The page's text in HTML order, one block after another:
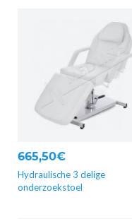
665,50€
Hydraulische 3 delige
onderzoekstoel